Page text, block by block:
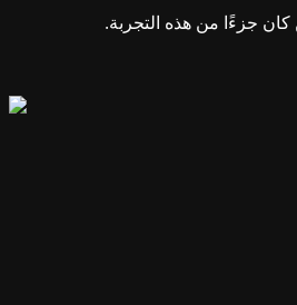
جزءًا من هذه التجربة.